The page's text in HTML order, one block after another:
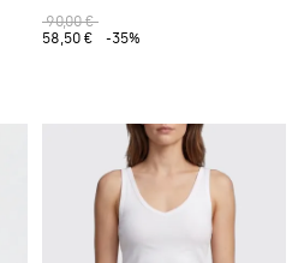
90,00 €
58,50 €
-35%